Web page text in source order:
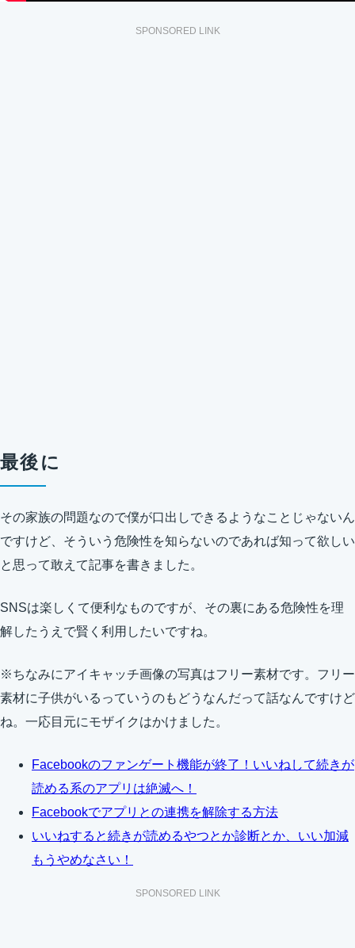
SPONSORED LINK
最後に
その家族の問題なので僕が口出しできるようなことじゃないん
ですけど、そういう危険性を知らないのであれば知って欲しい
と思って敢えて記事を書きました。
SNSは楽しくて便利なものですが、その裏にある危険性を理
解したうえで賢く利用したいですね。
※ちなみにアイキャッチ画像の写真はフリー素材です。フリー
素材に子供がいるっていうのもどうなんだって話なんですけど
ね。一応目元にモザイクはかけました。
Facebookのファンゲート機能が終了！いいねして続きが
読める系のアプリは絶滅へ！
Facebookでアプリとの連携を解除する方法
いいねすると続きが読めるやつとか診断とか、いい加減
もうやめなさい！
SPONSORED LINK